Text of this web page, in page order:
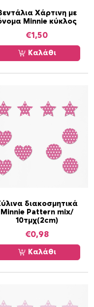
Χάρτινη με
Minnie κύκλος
€1,50
Καλάθι
διακοσμητικά
Minnie Pattern mix/
10τμχ(2cm)
€0,98
Καλάθι